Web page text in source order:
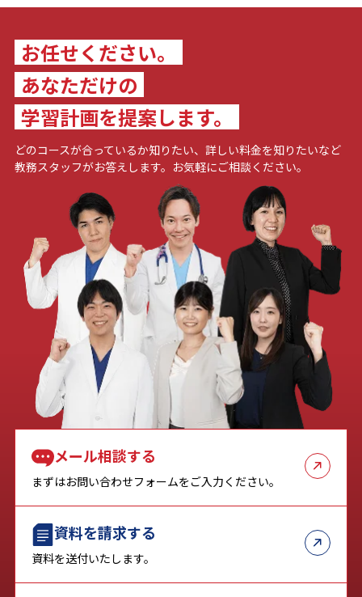
お任せください。
あなただけの
学習計画を提案します。
どのコースが合っているか知りたい、詳しい料金を知りたいなど
教務スタッフがお答えします。お気軽にご相談ください。
メール相談する
まずはお問い合わせフォームをご入力ください。
資料を請求する
資料を送付いたします。